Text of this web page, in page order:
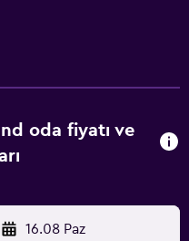
15 km mesafededir. Tesis;
oda fiyatı ve
16.08 Paz